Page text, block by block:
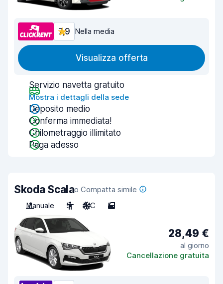
7,9 Nella media
Visualizza offerta
Servizio navetta gratuito
Mostra i dettagli della sede
Deposito medio
Conferma immediata!
Chilometraggio illimitato
Paga adesso
Skoda Scalao Compatta simile
Manuale
5 A/C 5
28,49 €
al giorno
Cancellazione gratuita